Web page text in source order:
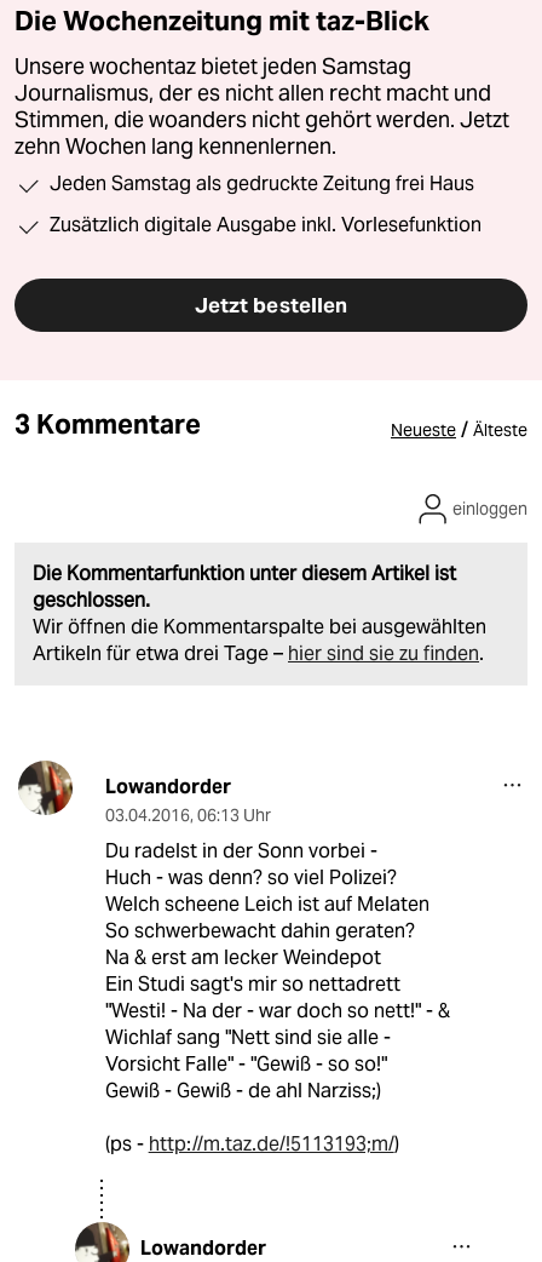
Die Wochenzeitung mit taz-Blick
Unsere wochentaz bietet jeden Samstag
Journalismus, der es nicht allen recht macht und
Stimmen, die woanders nicht gehört werden. Jetzt
zehn Wochen lang kennenlernen.
Jeden Samstag als gedruckte Zeitung frei Haus
Zusätzlich digitale Ausgabe inkl. Vorlesefunktion
Jetzt bestellen
3 Kommentare Neueste / Älteste
Die Kommentarfunktion unter diesem Artikel ist
geschlossen.
Wir öffnen die Kommentarspalte bei ausgewählten
Artikeln für etwa drei Tage – hier sind sie zu finden.
einloggen
Lowandorder
03.04.2016, 06:13 Uhr
Du radelst in der Sonn vorbei -
Huch - was denn? so viel Polizei?
Welch scheene Leich ist auf Melaten
So schwerbewacht dahin geraten?
Na & erst am lecker Weindepot
Ein Studi sagt's mir so nettadrett
"Westi! - Na der - war doch so nett!" - &
Wichlaf sang "Nett sind sie alle -
Vorsicht Falle" - "Gewiß - so so!"
Gewiß - Gewiß - de ahl Narziss;)
(ps - http://m.taz.de/!5113193;m/)
Lowandorder